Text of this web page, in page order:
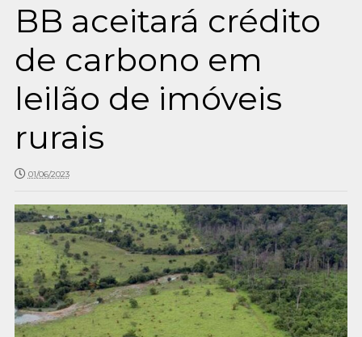
BB aceitará crédito
de carbono em
leilão de imóveis
rurais
01/06/2023